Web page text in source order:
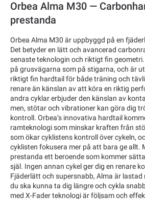
Orbea Alma M30 —
prestanda
Orbea Alma M30 är uppbyggd på en
Det betyder en lätt och avancerad
senaste teknologin och riktigt fin
på grusvägarna som på stigarna, och är
riktigt fin hardtail för både träning och
renare än känslan av att köra en riktig
andra cyklar erbjuder den känslan av
men, stötar och vibrationer kan göra dig
kontroll. Orbea’s innovativa hardtail
ramteknologi som minskar kraften från
som ökar cyklistens kontroll över cykeln,
cyklisten fokusera mer på att bara ge allt.
prestanda ett beroende som kommer
själ. Ingen annan cykel ger dig en renare
Fjäderlätt och supersnabb, Alma är
du ska kunna ta dig längre och cykla
med X-Fader teknologi är följsam och